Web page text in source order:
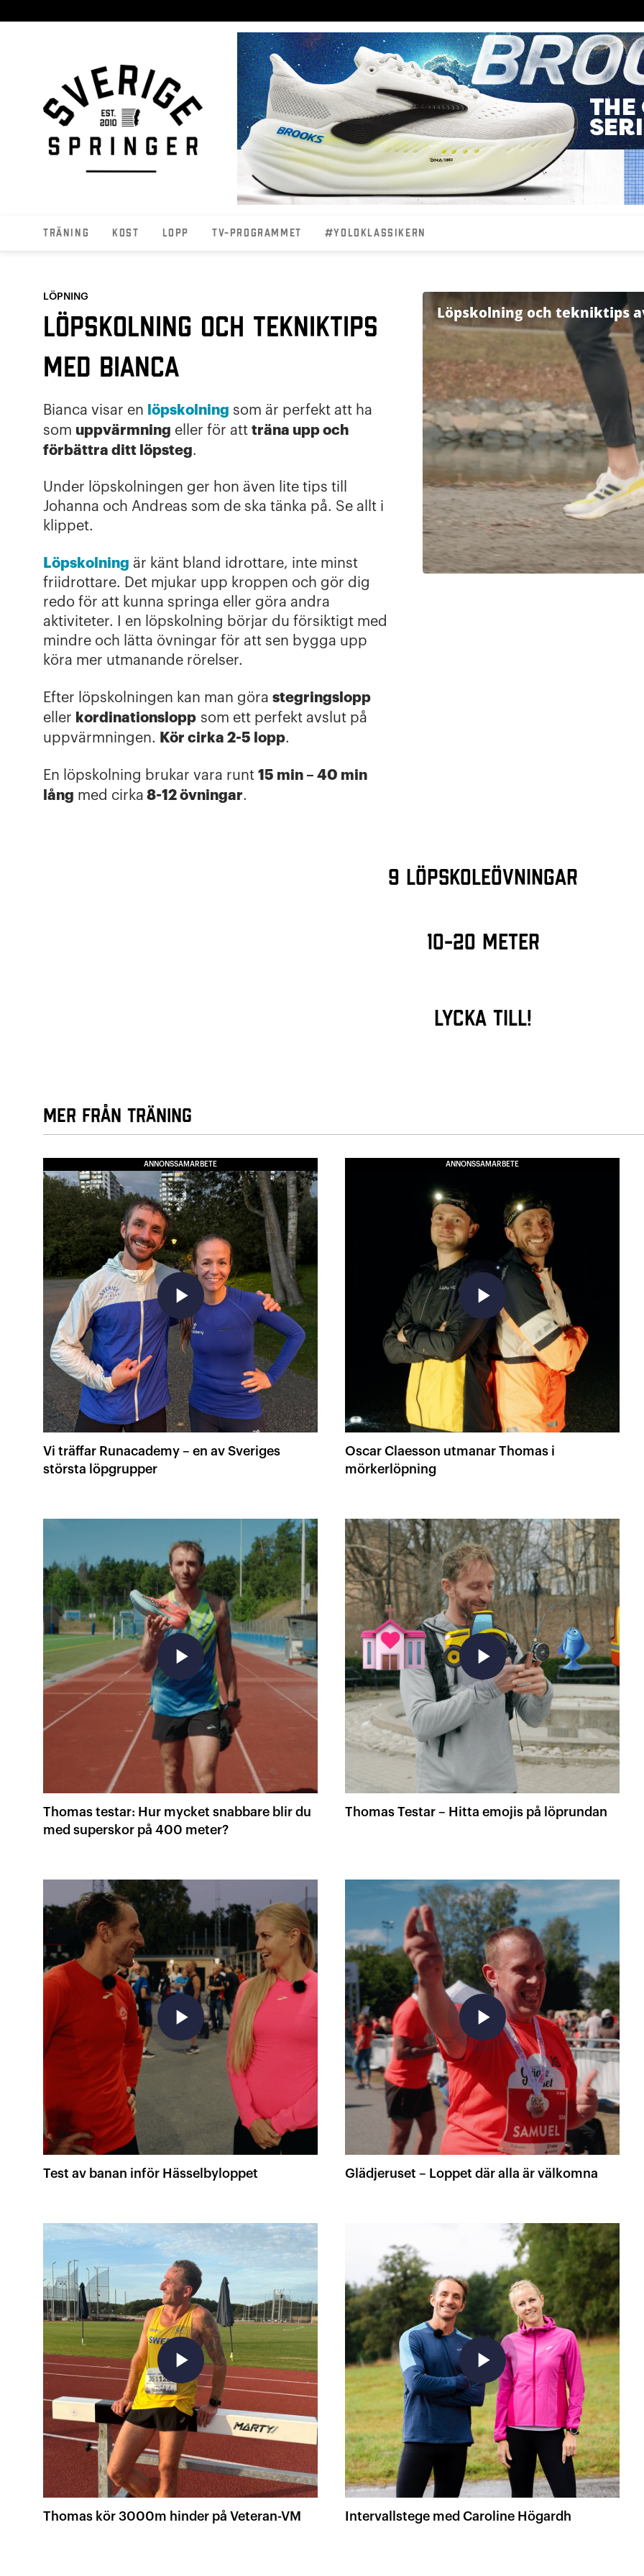
Träning Kost Lopp TV-programmet #YOLOKLASSIKERN
LÖPNING
Löpskolning och tekniktips
med Bianca
Bianca visar en löpskolning som är perfekt att ha
som uppvärmning eller för att träna upp och
förbättra ditt löpsteg.
Under löpskolningen ger hon även lite tips till
Johanna och Andreas som de ska tänka på. Se allt i
klippet.
Löpskolning är känt bland idrottare, inte minst
friidrottare. Det mjukar upp kroppen och gör dig
redo för att kunna springa eller göra andra
aktiviteter. I en löpskolning börjar du försiktigt med
mindre och lätta övningar för att sen bygga upp
köra mer utmanande rörelser.
Efter löpskolningen kan man göra stegringslopp
eller kordinationslopp som ett perfekt avslut på
uppvärmningen. Kör cirka 2-5 lopp.
En löpskolning brukar vara runt 15 min – 40 min
lång med cirka 8-12 övningar.
9 löpskoleövningar
10-20 meter
Lycka till!
Mer från Träning
ANNONSSAMARBETE
play_arrow
Vi träffar Runacademy – en av Sveriges
största löpgrupper
ANNONSSAMARBETE
play_arrow
Oscar Claesson utmanar Thomas i
mörkerlöpning
play_arrow
Thomas testar: Hur mycket snabbare blir du
med superskor på 400 meter?
play_arrow
Thomas Testar – Hitta emojis på löprundan
play_arrow
Test av banan inför Hässelbyloppet
play_arrow
Glädjeruset – Loppet där alla är välkomna
play_arrow
Thomas kör 3000m hinder på Veteran-VM
play_arrow
Intervallstege med Caroline Högardh